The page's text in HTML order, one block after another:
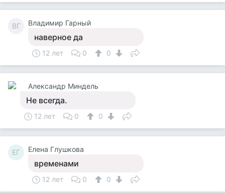
ВГ Владимир Гарный
наверное да
12 лет 0 0
Александр Миндель
Не всегда.
12 лет 0 0
ЕГ Елена Глушкова
временами
12 лет 0 0